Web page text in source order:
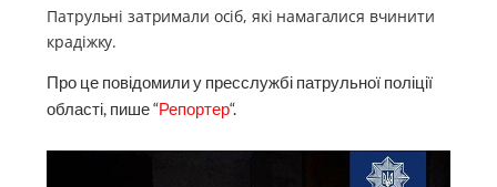
Патрульні затримали осіб, які намагалися вчинити
крадіжку.
Про це повідомили у пресслужбі патрульної поліції
області, пише “Репортер“.